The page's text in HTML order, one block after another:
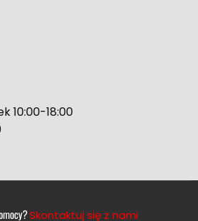
10:00-18:00
Skontaktuj się z nami